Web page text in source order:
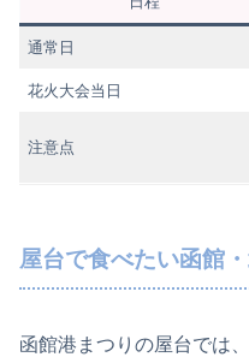
通常日
花火大会当日
注意点
屋台で食べたい函館
函館港まつりの屋台では